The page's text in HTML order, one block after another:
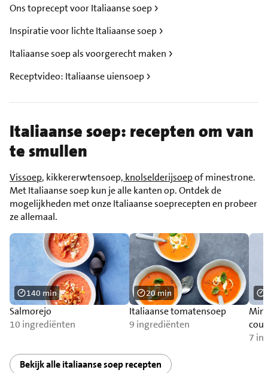
Ons toprecept voor Italiaanse soep
Inspiratie voor lichte Italiaanse soep
Italiaanse soep als voorgerecht maken
Receptvideo: Italiaanse uiensoep
Italiaanse soep: recepten om van
te smullen
Vissoep, kikkererwtensoep, knolselderijsoepof minestrone.
Met Italiaanse soep kun je alle kanten op. Ontdek de
mogelijkheden met onze Italiaanse soeprecepten en probeer
ze allemaal.
Salmorejo
10 ingrediënten
140 min
Italiaanse tomatensoep
9 ingrediënten
20 min
7
Bekijk alle italiaanse soep recepten